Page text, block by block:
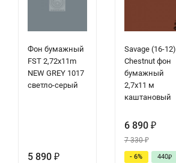
Фон бумажный
FST 2,72x11m
NEW GREY 1017
светло-серый
5 890 ₽
Savage (16-12)
Chestnut фон
бумажный
2,7x11 м
каштановый
6 890 ₽
7 330₽
- 6% 440₽